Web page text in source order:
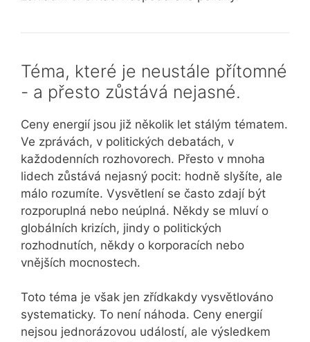
Téma, které je neustále přítomné
- a přesto zůstává nejasné.
Ceny energií jsou již několik let stálým tématem.
Ve zprávách, v politických debatách, v
každodenních rozhovorech. Přesto v mnoha
lidech zůstává nejasný pocit: hodně slyšíte, ale
málo rozumíte. Vysvětlení se často zdají být
rozporuplná nebo neúplná. Někdy se mluví o
globálních krizích, jindy o politických
rozhodnutích, někdy o korporacích nebo
vnějších mocnostech.
Toto téma je však jen zřídkakdy vysvětlováno
systematicky. To není náhoda. Ceny energií
nejsou jednorázovou událostí, ale výsledkem